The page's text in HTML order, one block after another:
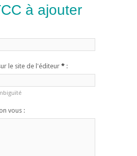
à ajouter
le site de l'éditeur* :
vous :